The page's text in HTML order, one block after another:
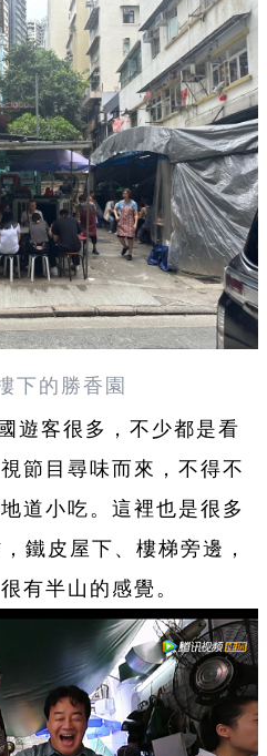
下的勝香園
遊客很多，不少都是看
節目尋味而來，不得不
道小吃。這裡也是很多
鐵皮屋下、樓梯旁邊，
有半山的感覺。